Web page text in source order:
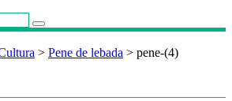
> Pene de lebada > pene-(4)